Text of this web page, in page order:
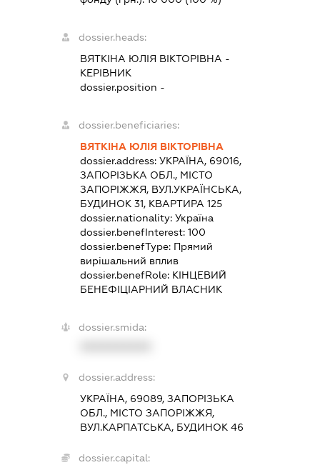
dossier.heads:
ВЯТКІНА ЮЛІЯ ВІКТОРІВНА -
КЕРІВНИК
dossier.position -
dossier.beneficiaries:
ВЯТКІНА ЮЛІЯ ВІКТОРІВНА
dossier.address:УКРАЇНА, 69016,
ЗАПОРІЗЬКА ОБЛ., МІСТО
ЗАПОРІЖЖЯ, ВУЛ.УКРАЇНСЬКА,
БУДИНОК 31, КВАРТИРА 125
dossier.nationality:Україна
dossier.benefInterest:100
dossier.benefType: Прямий
вирішальний вплив
dossier.benefRole: КІНЦЕВИЙ
БЕНЕФІЦІАРНИЙ ВЛАСНИК
dossier.smida:
dossier.address:
УКРАЇНА, 69089, ЗАПОРІЗЬКА
ОБЛ., МІСТО ЗАПОРІЖЖЯ,
ВУЛ.КАРПАТСЬКА, БУДИНОК 46
dossier.capital: